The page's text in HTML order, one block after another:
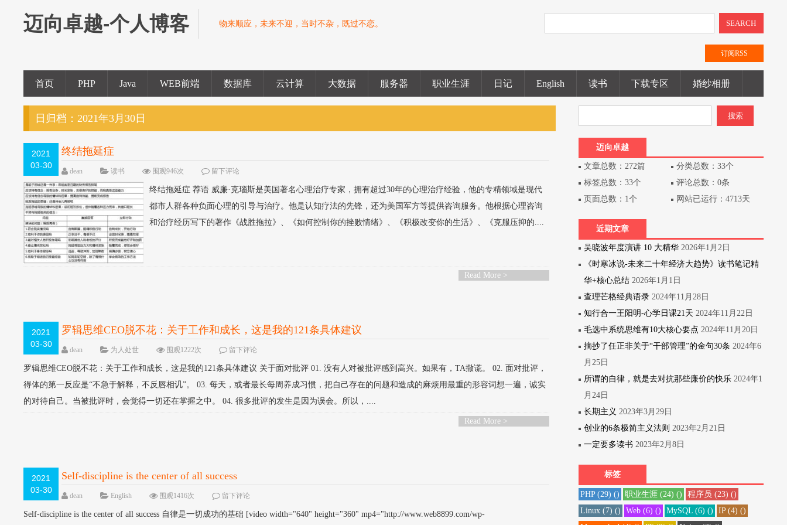
迈向卓越-个人博客 物来顺应，未来不迎，当时不杂，既过不恋。 SEARCH
订阅RSS
首页 PHP Java WEB前端 数据库 云计算 大数据 服务器 职业生涯 日记 English 读书 下载专区 婚纱相册
日归档：2021年3月30日
2021
03-30
终结拖延症
dean 读书 围观946次 留下评论
终结拖延症 荐语 威廉·克瑙斯是美国著名心理治疗专家，拥有超过30年的心理治疗经验，他的专精领域是现代
都市人群各种负面心理的引导与治疗。他是认知疗法的先锋，还为美国军方等提供咨询服务。他根据心理咨询
和治疗经历写下的著作《战胜拖拉》、《如何控制你的挫败情绪》、《积极改变你的生活》、《克服压抑的....
Read More >
2021
03-30
罗辑思维CEO脱不花：关于工作和成长，这是我的121条具体建议
dean 为人处世 围观1222次 留下评论
罗辑思维CEO脱不花：关于工作和成长，这是我的121条具体建议 关于面对批评 01. 没有人对被批评感到高兴。如果有，TA撒谎。 02. 面对批评，
得体的第一反应是“不急于解释，不反唇相讥”。 03. 每天，或者最长每周养成习惯，把自己存在的问题和造成的麻烦用最重的形容词想一遍，诚实
的对待自己。当被批评时，会觉得一切还在掌握之中。 04. 很多批评的发生是因为误会。所以，....
Read More >
2021
03-30
Self-discipline is the center of all success
dean English 围观1416次 留下评论
Self-discipline is the center of all success 自律是一切成功的基础 [video width="640" height="360" mp4="http://www.web8899.com/wp-
迈向卓越
文章总数：272篇
分类总数：33个
标签总数：33个
评论总数：0条
页面总数：1个
网站已运行：4713天
近期文章
吴晓波年度演讲 10 大精华 2026年1月2日
《时寒冰说-未来二十年经济大趋势》读书笔记精
华+核心总结 2026年1月1日
查理芒格经典语录 2024年11月28日
知行合一王阳明-心学日课21天 2024年11月22日
毛选中系统思维有10大核心要点 2024年11月20日
摘抄了任正非关于“干部管理”的金句30条 2024年6
月25日
所谓的自律，就是去对抗那些廉价的快乐 2024年1
月24日
长期主义 2023年3月29日
创业的6条极简主义法则 2023年2月21日
一定要多读书 2023年2月8日
标签
PHP(29) () 职业生涯(24) () 程序员 (23) ()
Linux(7) () Web(6) () MySQL(6) () IP(4) ()